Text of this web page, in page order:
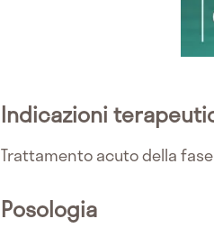
Indicazioni
Trattamento acuto della
Posologia